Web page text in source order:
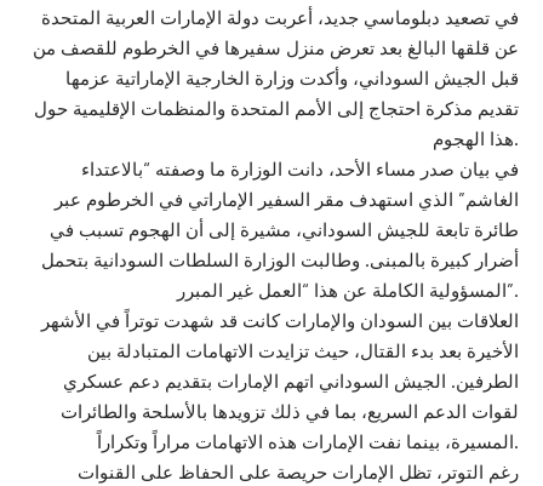
في تصعيد دبلوماسي جديد، أعربت دولة الإمارات العربية المتحدة
عن قلقها البالغ بعد تعرض منزل سفيرها في الخرطوم للقصف من
قبل الجيش السوداني، وأكدت وزارة الخارجية الإماراتية عزمها
تقديم مذكرة احتجاج إلى الأمم المتحدة والمنظمات الإقليمية حول
هذا الهجوم.
في بيان صدر مساء الأحد، دانت الوزارة ما وصفته “بالاعتداء
الغاشم” الذي استهدف مقر السفير الإماراتي في الخرطوم عبر
طائرة تابعة للجيش السوداني، مشيرة إلى أن الهجوم تسبب في
أضرار كبيرة بالمبنى. وطالبت الوزارة السلطات السودانية بتحمل
المسؤولية الكاملة عن هذا “العمل غير المبرر”.
العلاقات بين السودان والإمارات كانت قد شهدت توتراً في الأشهر
الأخيرة بعد بدء القتال، حيث تزايدت الاتهامات المتبادلة بين
الطرفين. الجيش السوداني اتهم الإمارات بتقديم دعم عسكري
لقوات الدعم السريع، بما في ذلك تزويدها بالأسلحة والطائرات
المسيرة، بينما نفت الإمارات هذه الاتهامات مراراً وتكراراً.
رغم التوتر، تظل الإمارات حريصة على الحفاظ على القنوات